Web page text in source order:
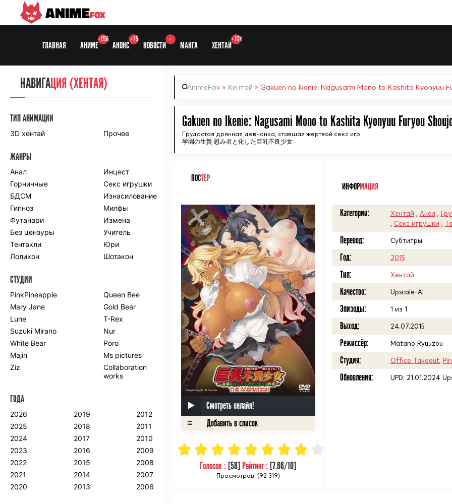
Выберите одну категорию
ANIMEFOX
ГЛАВНАЯ АНИМЕ
+1356
АНОНС
+25
НОВОСТИ
+
МАНГА ХЕНТАЙ
+1174
AnimeFox » Хентай » Gakuen no Ikenie: Nagusami Mono to Kashita Kyonyuu
Gakuen no Ikenie: Nagusami Mono to Kashita Kyonyuu Furyou
Грудастая дрянная девчонка, ставшая жертвой секс игр
学園の生贄 慰み者と化した巨乳不良少女
ПОСТЕР
Смотреть онлайн!
Голосов : [58] Рейтинг : [7.66/10]
Просмотров: (92 319)
ИНФОРМАЦИЯ
Категории: Хентай Анал
Секс игрушки
Перевод: Субтитры
Год: 2015
Тип: Хентай
Качество: Upscale-AI
Эпизоды: 1 из 1
Выход: 24.07.2015
Режиссёр: Matano Ryuuzou
Студия: Office Takeout
Обновления: UPD: 21.01.2024
НАВИГАЦИЯ
СЕЗОНЫ
Anidub
Animedia
Kansai studio
Onibaku
Shiza project
ПО ЖАНРАМ
Комедия
Приключения
Романтика
Школа
Этти
Боевые
искусства
Гарем
Драма
Игры
Исторический
Магия
Фантастика
Фэнтези
Мистика
Попаданцы в
другой мир
Хентай
ПО ГОДУ
2023
2022
2021
2020
2019
2018
2017
2016
2013
2012
2011
2010
2009
2008
2005
2004
2003
2002
2001
2000
НАВИГАЦИЯ (ХЕНТАЯ)
ТИП АНИМАЦИИ
3D хентай Прочее
ЖАНРЫ
Анал
Инцест
Горничные
Секс игрушки
БДСМ
Изнасилование
Гипноз
Милфы
Футанари
Измена
Без цензуры
Учитель
Тентакли
Юри
Лоликон
Шотакон
СТУДИИ
PinkPineapple
Queen Bee
Mary Jane
Gold Bear
Lune
T-Rex
Suzuki Mirano
Nur
White Bear
Poro
Majin
Ms pictures
Ziz
Collaboration
works
ГОДА
2026
2025
2024
2023
2022
2021
2020
2019
2018
2017
2016
2015
2014
2013
2012
2011
2010
2009
2008
2007
2006